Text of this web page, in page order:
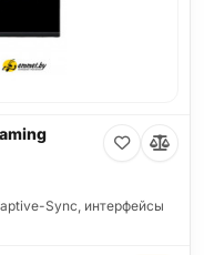
Sync, интерфейсы